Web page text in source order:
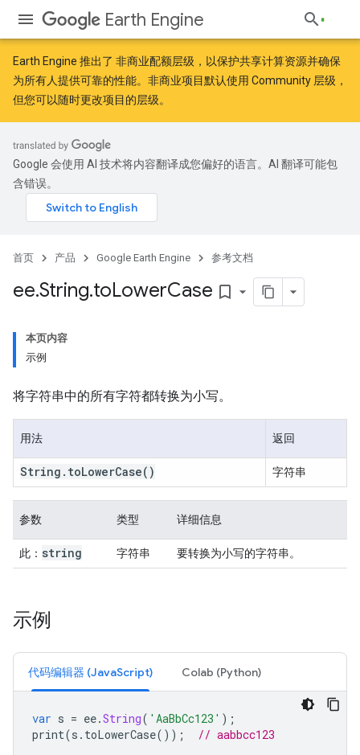
Earth Engine
Earth Engine 推出了 非商业配额层级 ，以保护共享计算资源并确保
为所有人提供可靠的性能。非商业项目默认使用 Community 层级，
但您可以随时更改项目的层级。
Google 会使用 AI 技术将内容翻译成您偏好的语言。AI 翻译可能包
含错误。
首页 产品 Google Earth Engine 参考文档
ee.String.toLowerCase bookmark_border
本页内容
示例
将字符串中的所有字符都转换为小写。
用法 返回
String . toLowerCase() 字符串
参数 类型 详细信息
此： string 字符串 要转换为小写的字符串。
示例
代码编辑器 (JavaScript) Colab (Python)
var s = ee.String( 'AaBbCc123' );
print(s . toLowerCase()); // aabbcc123